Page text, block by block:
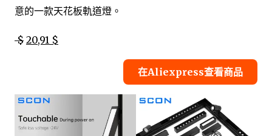
意的一款天花板軌道燈。
$ 20,91 $
在Aliexpress查看商品